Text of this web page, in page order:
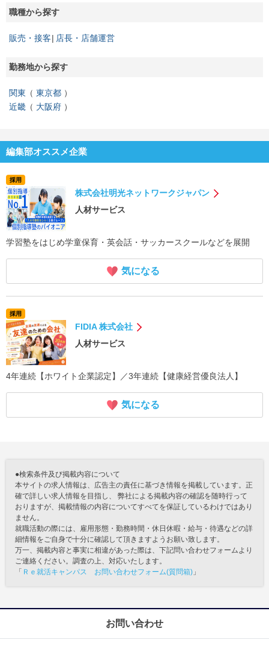
職種から探す
販売・接客 店長・店舗運営
勤務地から探す
関東
東京都
近畿
大阪府
編集部オススメ企業
採用
株式会社明光ネットワークジャパン
人材サービス
学習塾をはじめ学童保育・英会話・サッカースクールなどを展開
気になる
採用
FIDIA 株式会社
人材サービス
4年連続【ホワイト企業認定】／3年連続【健康経営優良法人】
気になる
●検索条件及び掲載内容について
本サイトの求人情報は、広告主の責任に基づき情報を掲載しています。正
確で詳しい求人情報を目指し、 弊社による掲載内容の確認を随時行って
おりますが、掲載情報の内容についてすべてを保証しているわけではあり
ません。
就職活動の際には、雇用形態・勤務時間・休日休暇・給与・待遇などの詳
細情報をご自身で十分に確認して頂きますようお願い致します。
万一、掲載内容と事実に相違があった際は、下記問い合わせフォームより
ご連絡ください。調査の上、対応いたします。
「 Ｒｅ就活キャンパス お問い合わせフォーム(質問箱) 」
お問い合わせ